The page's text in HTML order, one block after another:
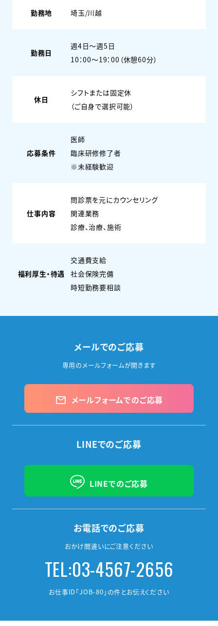
勤務地 埼玉/川越
勤務日
週4日〜週5日
10：00～19：00（休憩60分）
休日
シフトまたは固定休
（ご自身で選択可能）
応募条件
医師
臨床研修修了者
※未経験歓迎
仕事内容
問診票を元にカウンセリング
関連業務
診療、治療、施術
福利厚生・待遇
交通費支給
社会保険完備
時短勤務要相談
メールでのご応募
専用のメールフォームが開きます
mail_outline メールフォームでのご応募
LINEでのご応募
LINEでのご応募
お電話でのご応募
おかけ間違いにご注意ください
TEL:03-4567-2656
お仕事ID「JOB-80」の件とお伝えください